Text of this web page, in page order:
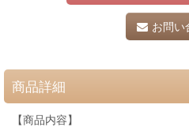
お問い
商品詳細
【商品内容】